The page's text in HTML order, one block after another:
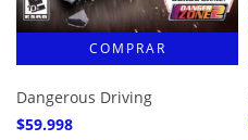
Dangerous Driving
$59.998